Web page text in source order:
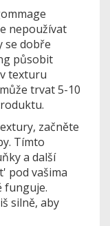
nepoužívat
se dobře
působit
texturu
trvat 5-10
začněte
Tímto
a další
pod vašima
funguje.
silně, aby